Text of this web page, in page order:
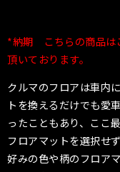
*納期 こちらの商品は
頂いております。
クルマのフロアは車内
トを換えるだけでも愛
ったこともあり、ここ
フロアマットを選択せ
好みの色や柄のフロア